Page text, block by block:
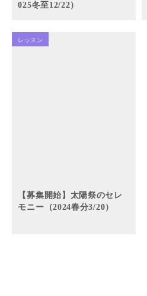
025冬至12/22）
レッスン
【募集開始】太陽祭のセレ
モニー（2024春分3/20）